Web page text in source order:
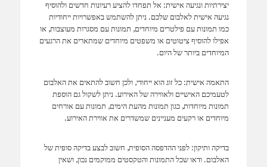
יצירתיות ונגיעה אישית: אל תפחדו להציע רעיונות חדשים ולהוסיף
נגיעה אישית לאלבום שלכם. ניתן להשתמש באפשרויות ייחודיות
כמו תמונות עם פילטרים מיוחדים, תמונות עם מסגרות מעוצבות, או
אפילו להוסיף ציטוטים או משפטים מיוחדים שמתארים את הרגעים
המיוחדים ביותר של היום.
התאמה אישית: כל זוג הוא ייחודי, ולכן חשוב להתאים את האלבום
לטעמיכם האישיים ולאווירה של האירוע. ניתן לשקול גם הוספת
תמונות מיוחדות, כגון תמונות מהעת הימים, תמונות עם אורחים
מיוחדים או רקעים מעניינים שמשדרים את אווירת האירוע.
בדיקה ותיקון: לפני ההדפסה הסופית, חשוב לבצע בדיקה סופית של
האלבום. ודאו שכל התמונות והטקסטים ממוקמים נכון, ושאין